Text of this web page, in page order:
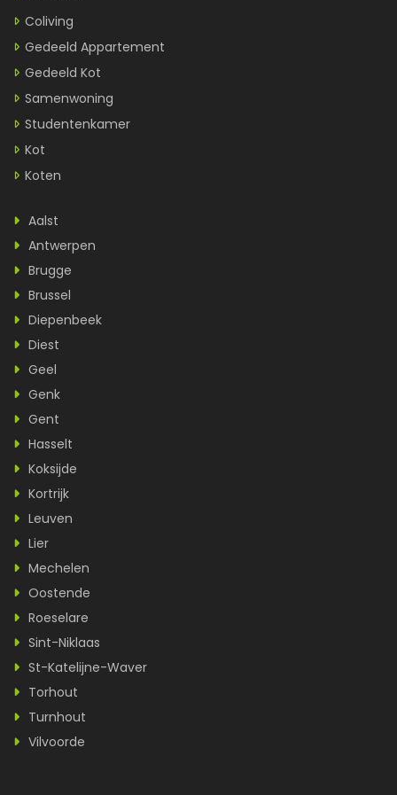
Coliving
Gedeeld Appartement
Gedeeld Kot
Samenwoning
Studentenkamer
Kot
Koten
Aalst
Antwerpen
Brugge
Brussel
Diepenbeek
Diest
Geel
Genk
Gent
Hasselt
Koksijde
Kortrijk
Leuven
Lier
Mechelen
Oostende
Roeselare
Sint-Niklaas
St-Katelijne-Waver
Torhout
Turnhout
Vilvoorde